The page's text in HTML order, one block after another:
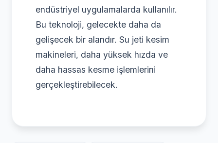
endüstriyel uygulamalarda kullanılır.
Bu teknoloji, gelecekte daha da
gelişecek bir alandır. Su jeti kesim
makineleri, daha yüksek hızda ve
daha hassas kesme işlemlerini
gerçekleştirebilecek.